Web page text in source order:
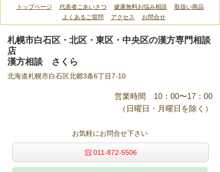
トップページ 代表者ごあいさつ 健康無料お悩み相談
取扱い商品
よくあるご質問
アクセス お問合せ
札幌市白石区・北区・東区・中央区の漢方専門相談
店
漢方相談 さくら
北海道札幌市白石区北郷3条6丁目7-10
営業時間 10：00〜17：00
（日曜日・月曜日を除く）
お気軽にお問合せ下さい
011-872-5506